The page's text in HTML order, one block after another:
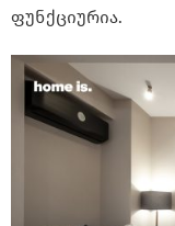
ფუნქციურია.